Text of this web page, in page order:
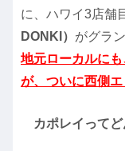
に、ハワイ3店舗
DONKI） がグラ
地元ローカルに
が、ついに西側エ
カポレイって